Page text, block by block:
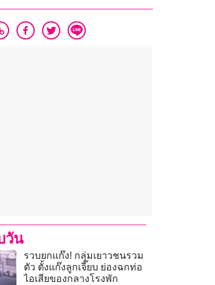
วัน
รวบยกแก๊ง! กลุ่มเยาวชนรวม
ตัว ตั้งแก๊งลูกเจี๊ยบ ย่องฉกท่อ
ไอเสียของกลางโรงพัก